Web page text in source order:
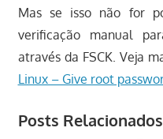
Mas se isso não for
verificação manual
através da FSCK. Veja
Linux – Give root
Posts